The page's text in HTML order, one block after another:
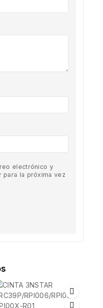
electrónico y
para la próxima vez